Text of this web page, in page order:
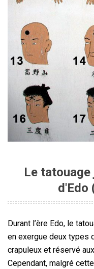
Le tatouage
d'Edo
Durant l’ère Edo, le
en exergue deux types
crapuleux et réservé
Cependant, malgré